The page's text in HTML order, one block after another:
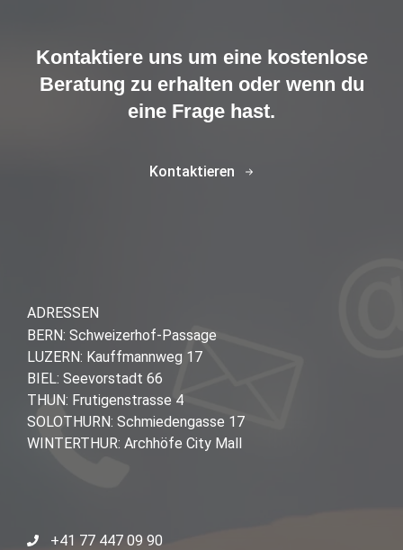
Kontaktiere uns um eine kostenlose
Beratung zu erhalten oder wenn du
eine Frage hast.
Kontaktieren
ADRESSEN
BERN: Schweizerhof-Passage
LUZERN: Kauffmannweg 17
BIEL: Seevorstadt 66
THUN: Frutigenstrasse 4
SOLOTHURN: Schmiedengasse 17
WINTERTHUR: Archhöfe City Mall
+41 77 447 09 90